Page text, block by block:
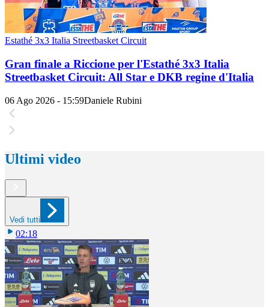
Estathé 3x3 Italia Streetbasket Circuit
Gran finale a Riccione per l'Estathé 3x3 Italia
Streetbasket Circuit: All Star e DKB regine d'Italia
06 Ago 2026 - 15:59Daniele Rubini
Ultimi video
Vedi tutti
02:18